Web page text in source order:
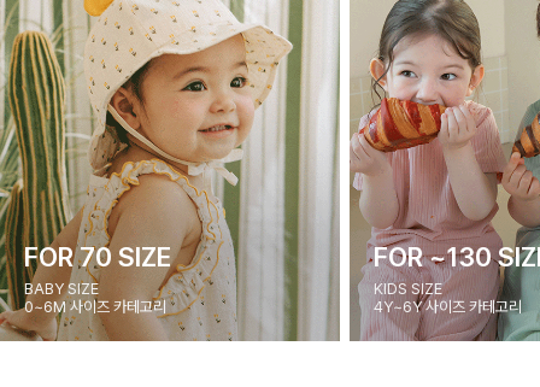
FOR 70 SIZE
BABY SIZE
0~6M 사이즈 카테고리
FOR ~130
KIDS SIZE
4Y~6Y 사이즈 카테고리